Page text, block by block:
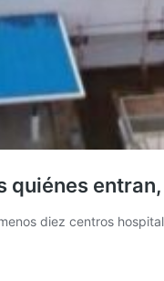
quiénes
diez centros